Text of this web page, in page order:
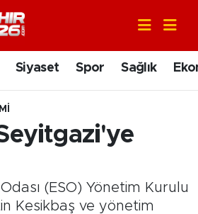
Siyaset Spor Sağlık
(ESO) Yönetim Kurulu
Kesikbaş ve yönetim
Durumu ve Fikstür